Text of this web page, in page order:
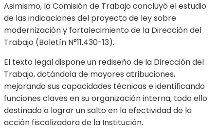
Asimismo, la Comisión de Trabajo concluyó el estudio
de las indicaciones del proyecto de ley sobre
modernización y fortalecimiento de la Dirección del
Trabajo (Boletín N°11.430-13).
El texto legal dispone un rediseño de la Dirección del
Trabajo, dotándola de mayores atribuciones,
mejorando sus capacidades técnicas e identificando
funciones claves en su organización interna, todo ello
destinado a lograr un salto en la efectividad de la
acción fiscalizadora de la Institución.